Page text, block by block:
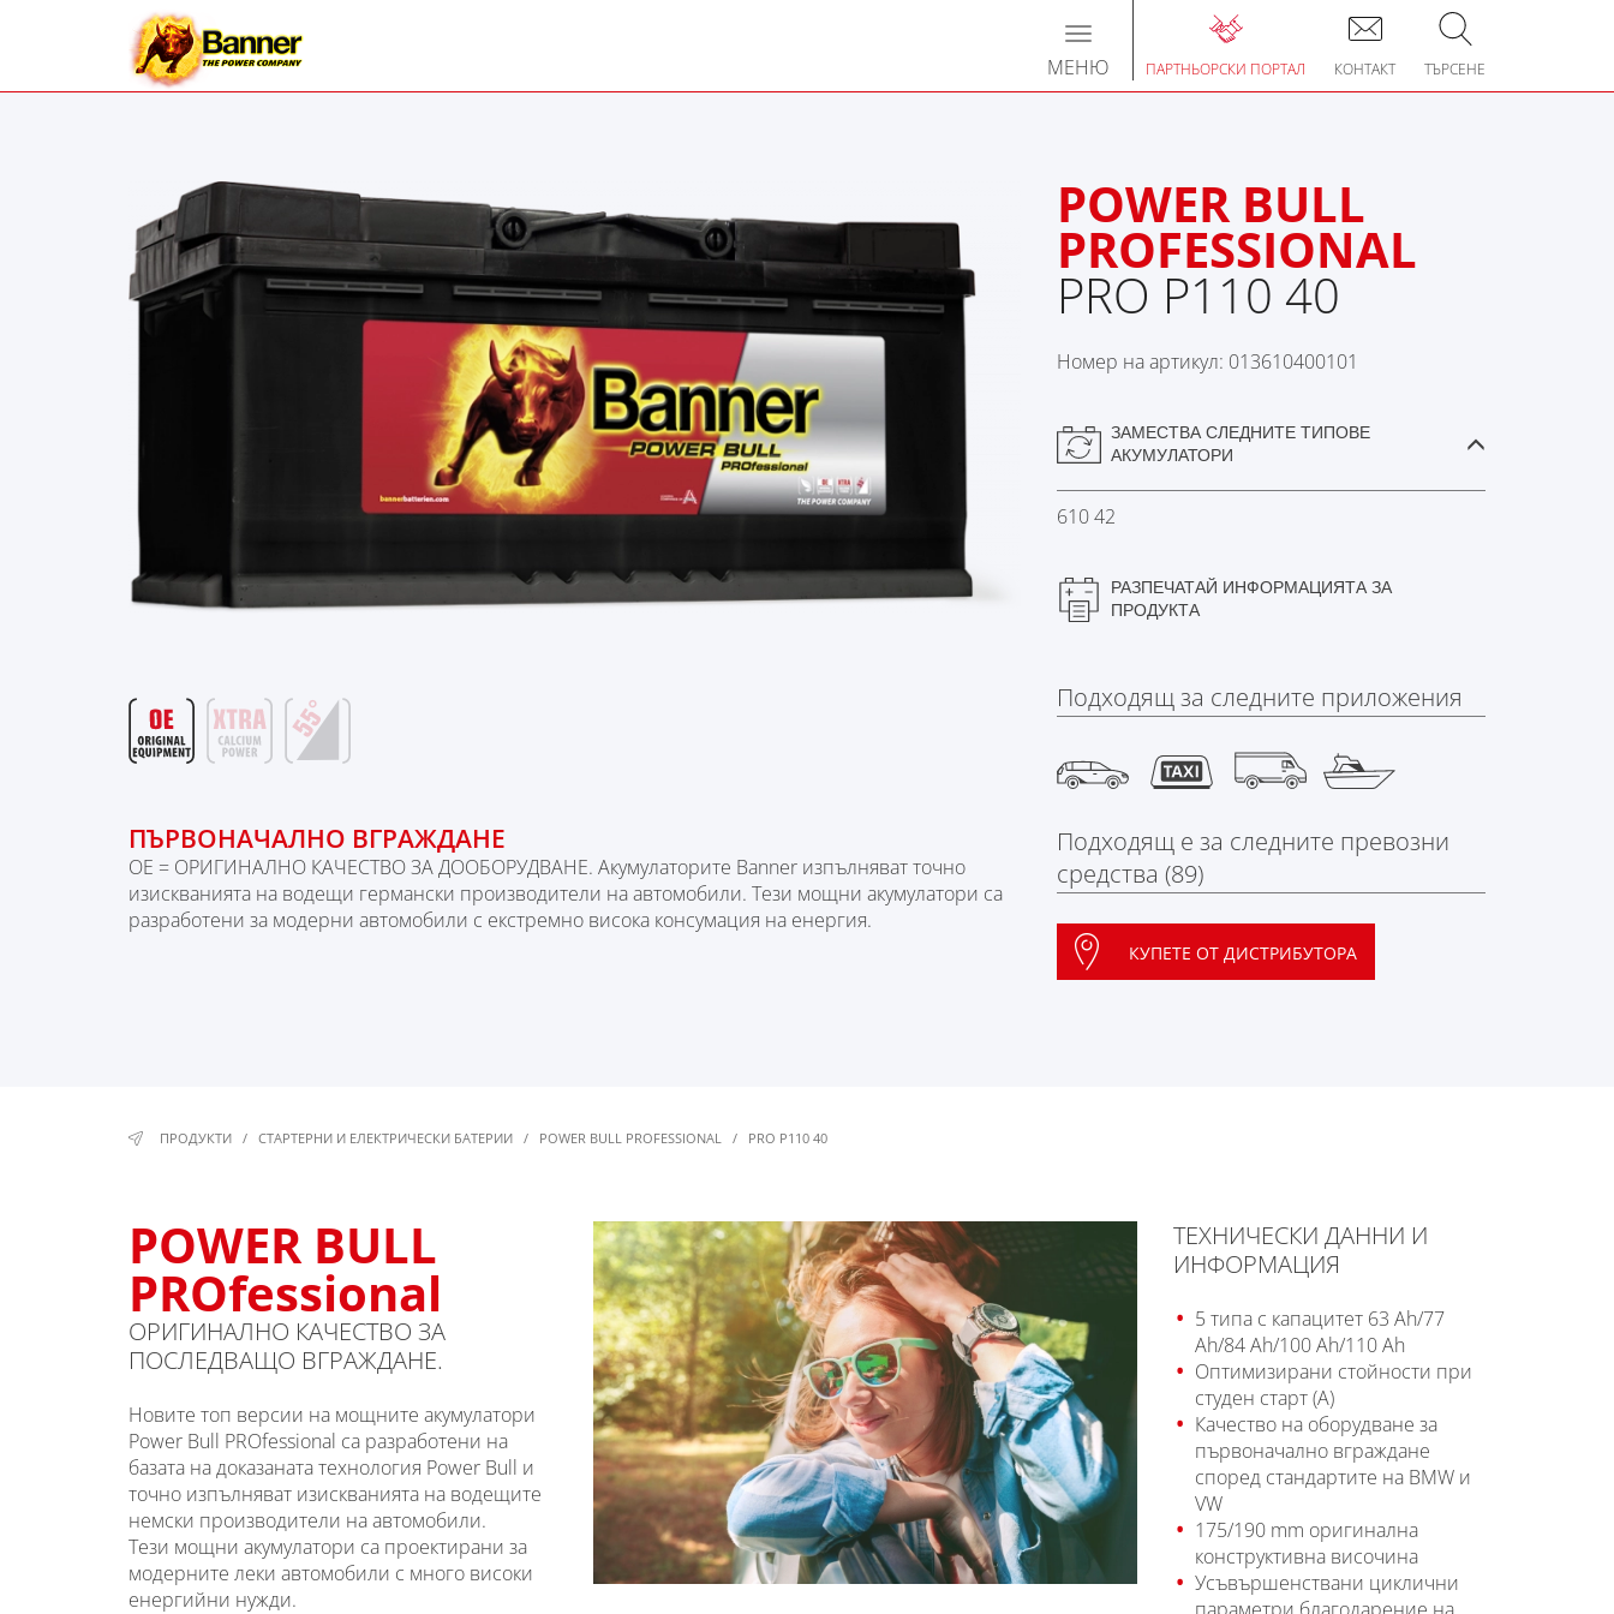
ПАРТНЬОРСКИ ПОРТАЛ КОНТАКТ ТЪРСЕНЕ
Toggle
navigation
МЕНЮ
ПЪРВОНАЧАЛНО ВГРАЖДАНЕ
OE = ОРИГИНАЛНО КАЧЕСТВО ЗА ДООБОРУДВАНЕ. Акумулаторите Banner изпълняват точно
изискванията на водещи германски производители на автомобили. Тези мощни акумулатори са
разработени за модерни автомобили с екстремно висока консумация на енергия.
POWER BULL
PROFESSIONAL
PRO P110 40
Номер на артикул: 013610400101
ЗАМЕСТВА СЛЕДНИТЕ ТИПОВЕ
АКУМУЛАТОРИ
610 42
РАЗПЕЧАТАЙ ИНФОРМАЦИЯТА ЗА
ПРОДУКТА
Подходящ за следните приложения
Подходящ e за следните превозни
средства (89)
КУПЕТЕ ОТ ДИСТРИБУТОРА
ПРОДУКТИ / СТАРТЕРНИ И ЕЛЕКТРИЧЕСКИ БАТЕРИИ / POWER BULL PROFESSIONAL / PRO P110 40
POWER BULL
PROfessional
ОРИГИНАЛНО КАЧЕСТВО ЗА
ПОСЛЕДВАЩО ВГРАЖДАНЕ.
Новите топ версии на мощните акумулатори
Power Bull PROfessional са разработени на
базата на доказаната технология Power Bull и
точно изпълняват изискванията на водещите
немски производители на автомобили.
Тези мощни акумулатори са проектирани за
модерните леки автомобили с много високи
енергийни нужди.
ТЕХНИЧЕСКИ ДАННИ И
ИНФОРМАЦИЯ
5 типа с капацитет 63 Ah/77
Ah/84 Ah/100 Ah/110 Ah
Оптимизирани стойности при
студен старт (A)
Качество на оборудване за
първоначално вграждане
според стандартите на BMW и
VW
175/190 mm оригинална
конструктивна височина
Усъвършенствани циклични